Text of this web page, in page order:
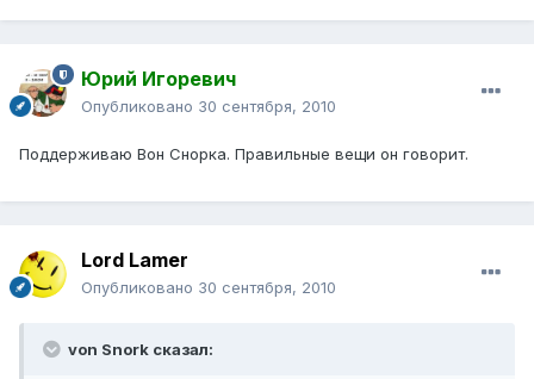
Юрий Игоревич
Опубликовано 30 сентября, 2010
Поддерживаю Вон Снорка. Правильные вещи он говорит.
Lord Lamer
Опубликовано 30 сентября, 2010
von Snork сказал: